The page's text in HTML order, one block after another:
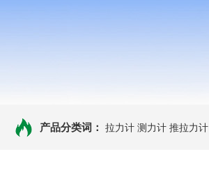
产品分类词： 拉力计 测力计 推拉力计